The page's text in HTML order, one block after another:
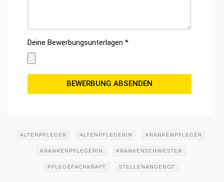
Deine Bewerbungsunterlagen *
BEWERBUNG ABSENDEN
ALTENPFLEGER ALTENPFLEGERIN KRANKENPFLEGER
KRANKENPFLEGERIN KRANKENSCHWESTER
PFLEGEFACHKRAFT STELLENANGEBOT